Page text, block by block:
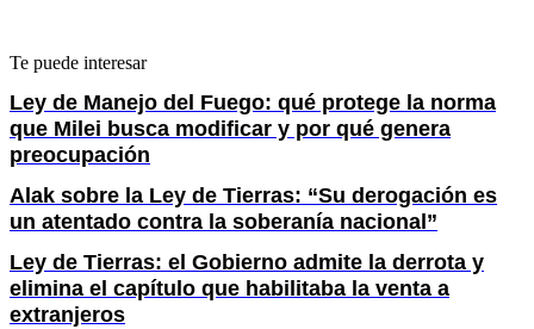
Te puede interesar
Ley de Manejo del Fuego: qué protege la norma
que Milei busca modificar y por qué genera
preocupación
Alak sobre la Ley de Tierras: “Su derogación es
un atentado contra la soberanía nacional”
Ley de Tierras: el Gobierno admite la derrota y
elimina el capítulo que habilitaba la venta a
extranjeros